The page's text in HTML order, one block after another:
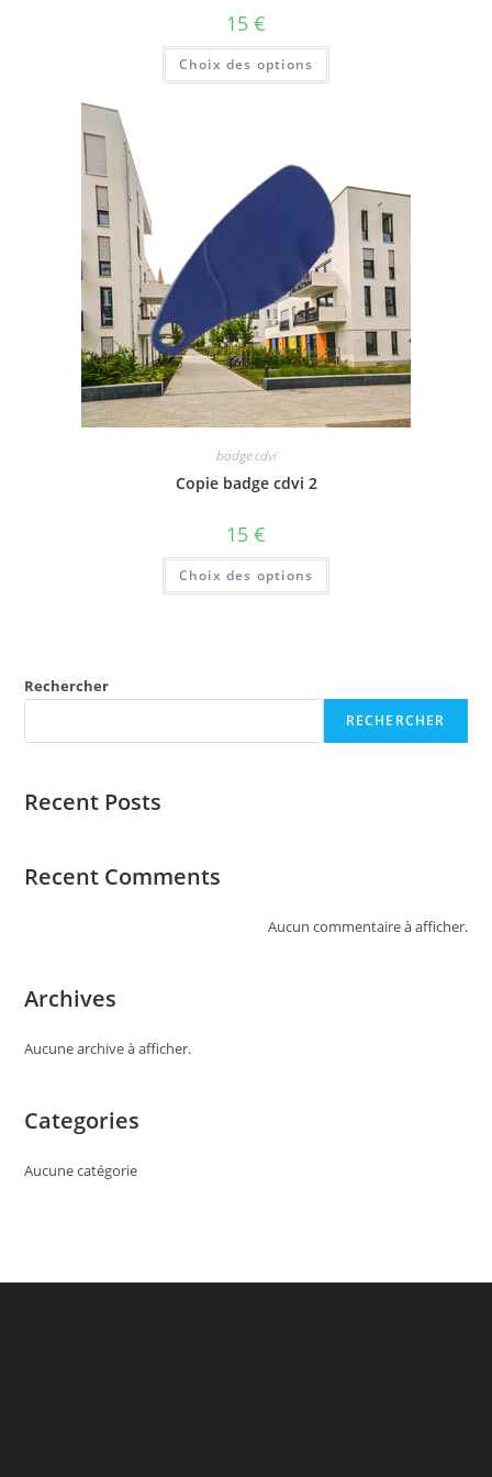
15 €
Choix des options
badge cdvi
Copie badge cdvi 2
15 €
Choix des options
Rechercher
RECHERCHER
Recent Posts
Recent Comments
Aucun commentaire à afficher.
Archives
Aucune archive à afficher.
Categories
Aucune catégorie